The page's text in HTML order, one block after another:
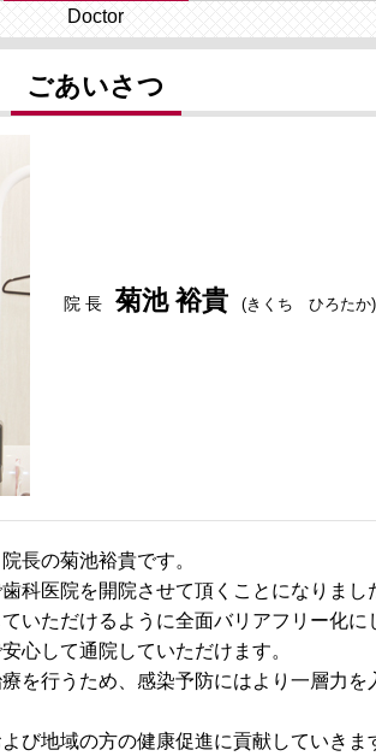
Doctor
ごあいさつ
院 長 菊池 裕貴 (きくち ひろたか)
長の菊池裕貴です。
科医院を開院させて頂くことになりまし
いただけるように全面バリアフリー化に
心して通院していただけます。
を行うため、感染予防にはより一層力を
び地域の方の健康促進に貢献していきま